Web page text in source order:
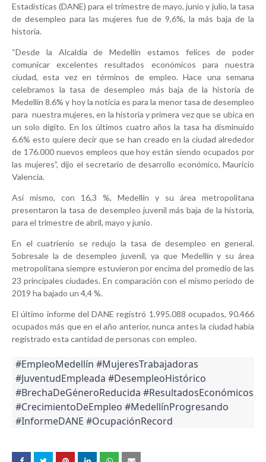
Estadísticas (DANE) para el trimestre de mayo, junio y julio, la tasa
de desempleo para las mujeres fue de 9,6%, la más baja de la
historia.
“Desde la Alcaldía de Medellín estamos felices de poder
comunicar excelentes resultados económicos para nuestra
ciudad, esta vez en términos de empleo. Hace una semana
celebramos la tasa de desempleo más baja de la historia de
Medellín 8.6% y hoy la noticia es para la menor tasa de desempleo
para nuestra mujeres, en la historia y primera vez que se ubica en
un solo dígito. En los últimos cuatro años la tasa ha disminuido
6.6% esto quiere decir que se han creado en la ciudad alrededor
de 176.000 nuevos empleos que hoy están siendo ocupados por
las mujeres”, dijo el secretario de desarrollo económico, Mauricio
Valencia.
Así mismo, con 16,3 %, Medellín y su área metropolitana
presentaron la tasa de desempleo juvenil más baja de la historia,
para el trimestre de abril, mayo y junio.
En el cuatrienio se redujo la tasa de desempleo en general.
Sobresale la de desempleo juvenil, ya que Medellín y su área
metropolitana siempre estuvieron por encima del promedio de las
23 principales ciudades. En comparación con el mismo periodo de
2019 ha bajado un 4,4 %.
El último informe del DANE registró 1.995.088 ocupados, 90.466
ocupados más que en el año anterior, nunca antes la ciudad había
registrado esta cantidad de personas con empleo.
#EmpleoMedellín #MujeresTrabajadoras
#JuventudEmpleada #DesempleoHistórico
#BrechaDeGéneroReducida #ResultadosEconómicos
#CrecimientoDeEmpleo #MedellínProgresando
#InformeDANE #OcupaciónRecord